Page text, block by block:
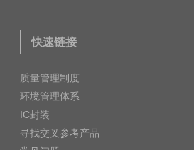
快速链接
质量管理制度
环境管理体系
IC封装
寻找交叉参考产品